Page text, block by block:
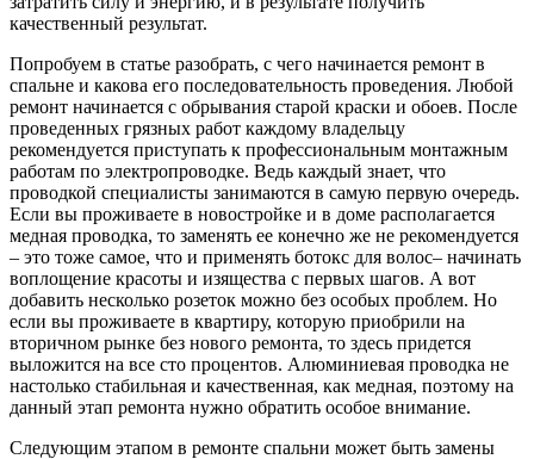
качественный результат.
Попробуем в статье разобрать, с чего начинается ремонт в
спальне и какова его последовательность проведения. Любой
ремонт начинается с обрывания старой краски и обоев. После
проведенных грязных работ каждому владельцу
рекомендуется приступать к профессиональным монтажным
работам по электропроводке. Ведь каждый знает, что
проводкой специалисты занимаются в самую первую очередь.
Если вы проживаете в новостройке и в доме располагается
медная проводка, то заменять ее конечно же не рекомендуется
– это тоже самое, что и применять ботокс для волос– начинать
воплощение красоты и изящества с первых шагов. А вот
добавить несколько розеток можно без особых проблем. Но
если вы проживаете в квартиру, которую приобрили на
вторичном рынке без нового ремонта, то здесь придется
выложится на все сто процентов. Алюминиевая проводка не
настолько стабильная и качественная, как медная, поэтому на
данный этап ремонта нужно обратить особое внимание.
Следующим этапом в ремонте спальни может быть замены